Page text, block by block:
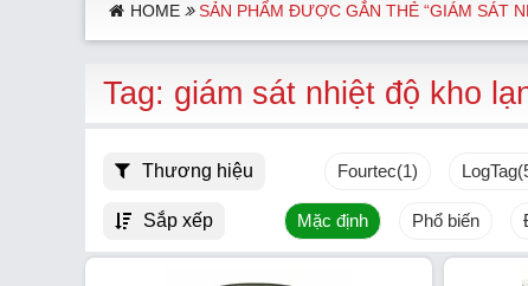
HOME SẢN PHẨM ĐƯỢC GẮN THẺ “GIÁM SÁT
Tag: giám sát nhiệt độ kho
Thương hiệu Fourtec(1) LogTag
Sắp xếp Mặc định Phổ biến